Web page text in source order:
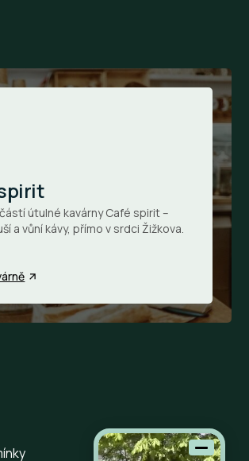
útulné kavárny Café spirit –
a vůní kávy, přímo v srdci Žižkova.